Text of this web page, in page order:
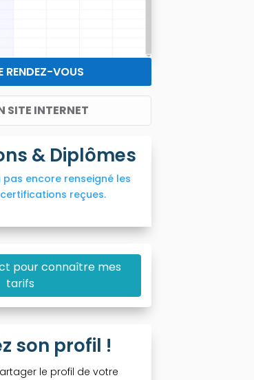
RENDEZ-VOUS
SITE INTERNET
& Diplômes
encore renseigné les
reçues.
pour connaître mes
tarifs
son profil !
le profil de votre